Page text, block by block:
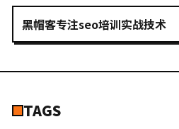
黑帽客专注seo培训实战技术
TAGS